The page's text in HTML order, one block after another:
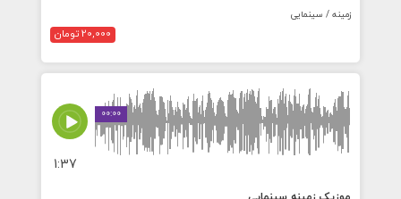
زمینه / سینمایی
20,000 تومان
00:00
1:37